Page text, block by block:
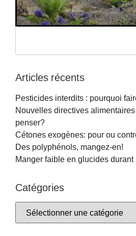
Articles récents
Pesticides interdits : pourquoi
Nouvelles directives
penser?
Cétones exogènes: pour ou
Des polyphénols, mangez-en!
Manger faible en glucides durant
Catégories